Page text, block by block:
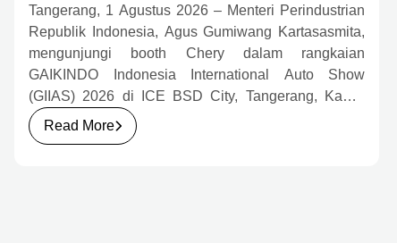
DAN J6T CSH YANG JADI
SOROTAN DI GIIAS 2026
Tangerang, 1 Agustus 2026 – Menteri Perindustrian
Republik Indonesia, Agus Gumiwang Kartasasmita,
mengunjungi booth Chery dalam rangkaian
GAIKINDO Indonesia International Auto Show
(GIIAS) 2026 di ICE BSD City, Tangerang, Kamis
(30/7). Dalam kunjungan tersebut, Menteri
Perindustrian meninjau dua produk elektrifikasi
Read More